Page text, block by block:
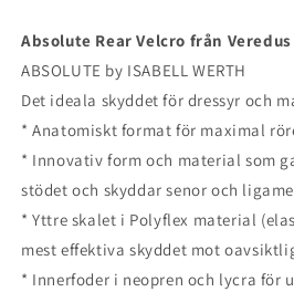
Absolute Rear Velcro från Veredus
ABSOLUTE by ISABELL WERTH
Det ideala skyddet för dressyr och
* Anatomiskt format för maximal
* Innovativ form och material som
stödet och skyddar senor och
* Yttre skalet i Polyflex material
mest effektiva skyddet mot
* Innerfoder i neopren och lycra för